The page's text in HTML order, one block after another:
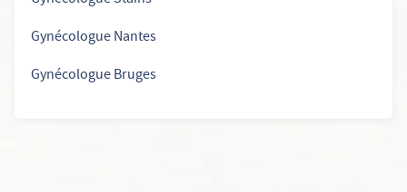
Gynécologue Nantes
Gynécologue Bruges